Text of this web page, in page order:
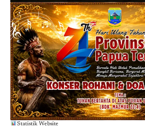
Statistik Website